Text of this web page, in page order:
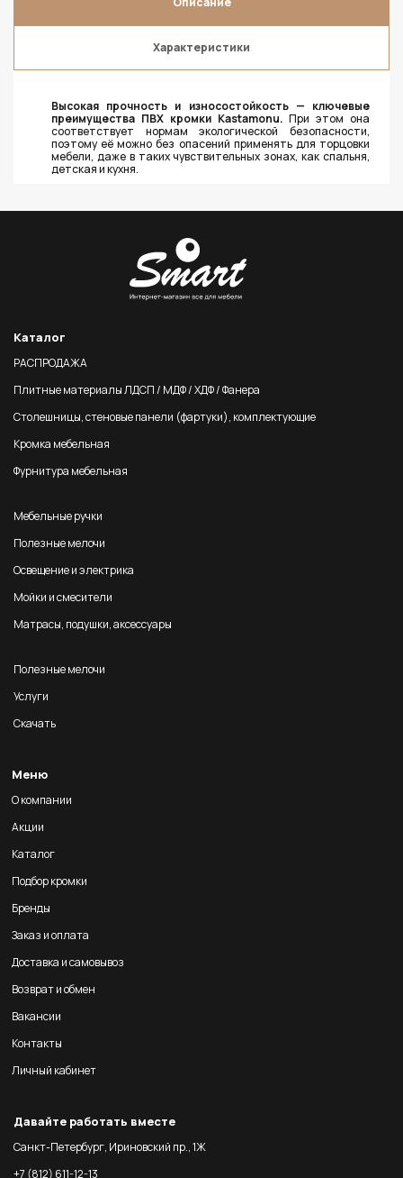
Характеристики
Высокая прочность и износостойкость — ключевые
преимущества ПВХ кромки Kastamonu. При этом она
соответствует нормам экологической безопасности,
поэтому её можно без опасений применять для торцовки
мебели, даже в таких чувствительных зонах, как спальня,
детская и кухня.
Каталог
РАСПРОДАЖА
Плитные материалы ЛДСП / МДФ / ХДФ / Фанера
Столешницы, стеновые панели (фартуки), комплектующие
Кромка мебельная
Фурнитура мебельная
Мебельные ручки
Полезные мелочи
Освещение и электрика
Мойки и смесители
Матрасы, подушки, аксессуары
Полезные мелочи
Услуги
Скачать
Меню
О компании
Акции
Каталог
Подбор кромки
Бренды
Заказ и оплата
Доставка и самовывоз
Возврат и обмен
Вакансии
Контакты
Личный кабинет
Давайте работать вместе
Санкт-Петербург, Ириновский пр., 1Ж
+7 (812) 611-12-13